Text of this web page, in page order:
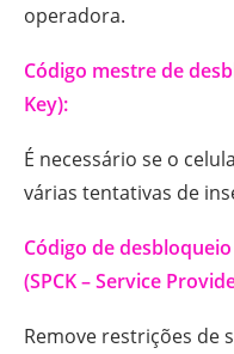
operadora.
Código mestre de
Key):
É necessário se o
várias tentativas de
Código de
(SPCK – Service
Remove restrições de